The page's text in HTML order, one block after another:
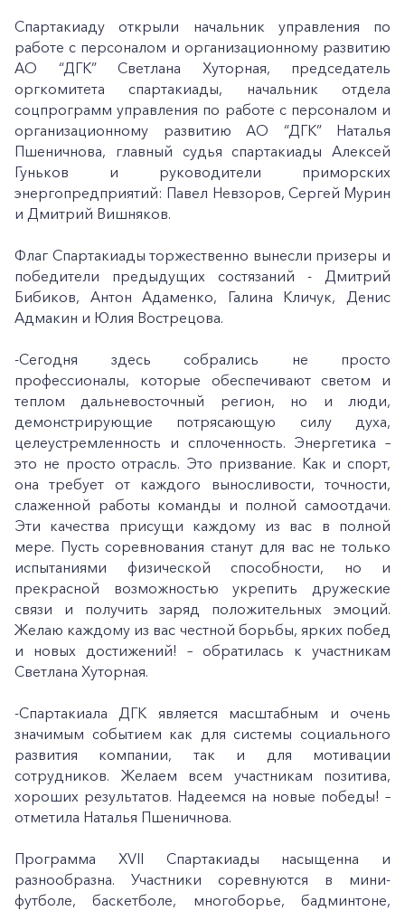
Спартакиаду открыли начальник управления по
работе с персоналом и организационному развитию
АО “ДГК” Светлана Хуторная, председатель
оргкомитета спартакиады, начальник отдела
соцпрограмм управления по работе с персоналом и
организационному развитию АО “ДГК” Наталья
Пшеничнова, главный судья спартакиады Алексей
Гуньков и руководители приморских
энергопредприятий: Павел Невзоров, Сергей Мурин
и Дмитрий Вишняков.
Флаг Спартакиады торжественно вынесли призеры и
победители предыдущих состязаний - Дмитрий
Бибиков, Антон Адаменко, Галина Кличук, Денис
Адмакин и Юлия Вострецова.
-Сегодня здесь собрались не просто
профессионалы, которые обеспечивают светом и
теплом дальневосточный регион, но и люди,
демонстрирующие потрясающую силу духа,
целеустремленность и сплоченность. Энергетика –
это не просто отрасль. Это призвание. Как и спорт,
она требует от каждого выносливости, точности,
слаженной работы команды и полной самоотдачи.
Эти качества присущи каждому из вас в полной
мере. Пусть соревнования станут для вас не только
испытаниями физической способности, но и
прекрасной возможностью укрепить дружеские
связи и получить заряд положительных эмоций.
Желаю каждому из вас честной борьбы, ярких побед
и новых достижений! – обратилась к участникам
Светлана Хуторная.
-Спартакиала ДГК является масштабным и очень
значимым событием как для системы социального
развития компании, так и для мотивации
сотрудников. Желаем всем участникам позитива,
хороших результатов. Надеемся на новые победы! –
отметила Наталья Пшеничнова.
Программа XVII Спартакиады насыщенна и
разнообразна. Участники соревнуются в мини-
футболе, баскетболе, многоборье, бадминтоне,